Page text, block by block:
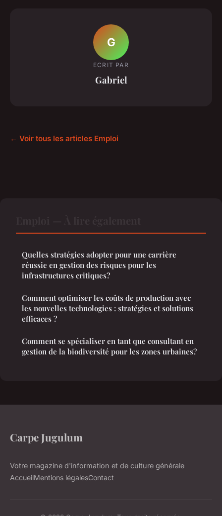
G
ECRIT PAR
Gabriel
← Voir tous les articles Emploi
Quelles stratégies adopter pour une carrière
réussie en gestion des risques pour les
infrastructures critiques?
Comment optimiser les coûts de production avec
les nouvelles technologies : stratégies et solutions
efficaces ?
Comment se spécialiser en tant que consultant en
gestion de la biodiversité pour les zones urbaines?
Carpe Jugulum
Votre magazine d'information et de culture générale
AccueilMentions légalesContact